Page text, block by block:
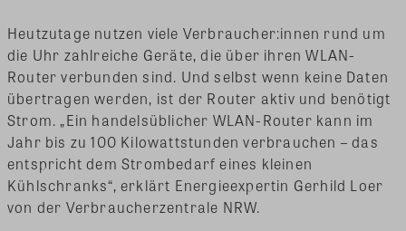
Heutzutage nutzen viele Verbraucher:innen rund um
die Uhr zahlreiche Geräte, die über ihren WLAN-
Router verbunden sind. Und selbst wenn keine Daten
übertragen werden, ist der Router aktiv und benötigt
Strom. „Ein handelsüblicher WLAN-Router kann im
Jahr bis zu 100 Kilowattstunden verbrauchen – das
entspricht dem Strombedarf eines kleinen
Kühlschranks“, erklärt Energieexpertin Gerhild Loer
von der Verbraucherzentrale NRW.